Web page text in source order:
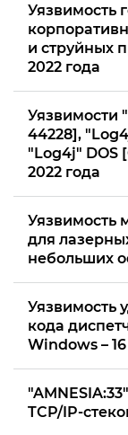
Уязвимость
и струйных
2022 года
Уязвимости
44228],
"Log4j" DOS
2022 года
Уязвимость
для
небольших
Уязвимость
кода
Windows –
TCP/IP-